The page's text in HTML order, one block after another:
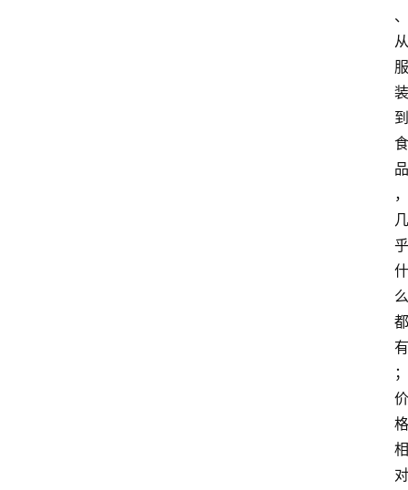
、
从
服
装
到
食
品
，
几
乎
什
么
都
有
；
价
格
相
对